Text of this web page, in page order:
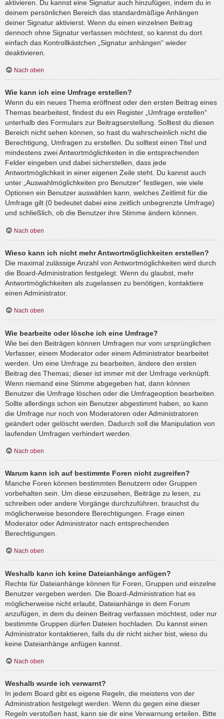
aktivieren. Du kannst eine Signatur auch hinzufügen, indem du in
deinem persönlichen Bereich das standardmäßige Anhängen
deiner Signatur aktivierst. Wenn du einen einzelnen Beitrag
dennoch ohne Signatur verfassen möchtest, so kannst du dort
einfach das Kontrollkästchen „Signatur anhängen“ wieder
deaktivieren.
Nach oben
Wie kann ich eine Umfrage erstellen?
Wenn du ein neues Thema eröffnest oder den ersten Beitrag eines
Themas bearbeitest, findest du ein Register „Umfrage erstellen“
unterhalb des Formulars zur Beitragserstellung. Solltest du diesen
Bereich nicht sehen können, so hast du wahrscheinlich nicht die
Berechtigung, Umfragen zu erstellen. Du solltest einen Titel und
mindestens zwei Antwortmöglichkeiten in die entsprechenden
Felder eingeben und dabei sicherstellen, dass jede
Antwortmöglichkeit in einer eigenen Zeile steht. Du kannst auch
unter „Auswahlmöglichkeiten pro Benutzer“ festlegen, wie viele
Optionen ein Benutzer auswählen kann, welches Zeitlimit für die
Umfrage gilt (0 bedeutet dabei eine zeitlich unbegrenzte Umfrage)
und schließlich, ob die Benutzer ihre Stimme ändern können.
Nach oben
Wieso kann ich nicht mehr Antwortmöglichkeiten erstellen?
Die maximal zulässige Anzahl von Antwortmöglichkeiten wird durch
die Board-Administration festgelegt. Wenn du glaubst, mehr
Antwortmöglichkeiten als zugelassen zu benötigen, kontaktiere
einen Administrator.
Nach oben
Wie bearbeite oder lösche ich eine Umfrage?
Wie bei den Beiträgen können Umfragen nur vom ursprünglichen
Verfasser, einem Moderator oder einem Administrator bearbeitet
werden. Um eine Umfrage zu bearbeiten, ändere den ersten
Beitrag des Themas; dieser ist immer mit der Umfrage verknüpft.
Wenn niemand eine Stimme abgegeben hat, dann können
Benutzer die Umfrage löschen oder die Umfrageoption bearbeiten.
Sollte allerdings schon ein Benutzer abgestimmt haben, so kann
die Umfrage nur noch von Moderatoren oder Administratoren
geändert oder gelöscht werden. Dadurch soll die Manipulation von
laufenden Umfragen verhindert werden.
Nach oben
Warum kann ich auf bestimmte Foren nicht zugreifen?
Manche Foren können bestimmten Benutzern oder Gruppen
vorbehalten sein. Um diese einzusehen, Beiträge zu lesen, zu
schreiben oder andere Vorgänge durchzuführen, brauchst du
möglicherweise besondere Berechtigungen. Frage einen
Moderator oder Administrator nach entsprechenden
Berechtigungen.
Nach oben
Weshalb kann ich keine Dateianhänge anfügen?
Rechte für Dateianhänge können für Foren, Gruppen und einzelne
Benutzer vergeben werden. Die Board-Administration hat es
möglicherweise nicht erlaubt, Dateianhänge in dem Forum
anzufügen, in dem du deinen Beitrag verfassen möchtest, oder nur
bestimmte Gruppen dürfen Dateien hochladen. Du kannst einen
Administrator kontaktieren, falls du dir nicht sicher bist, wieso du
keine Dateianhänge anfügen kannst.
Nach oben
Weshalb wurde ich verwarnt?
In jedem Board gibt es eigene Regeln, die meistens von der
Administration festgelegt werden. Wenn du gegen eine dieser
Regeln verstoßen hast, kann sie dir eine Verwarnung erteilen. Bitte